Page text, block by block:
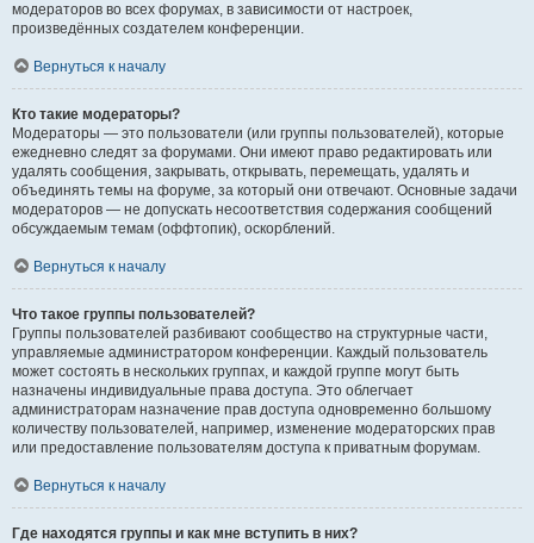
модераторов во всех форумах, в зависимости от настроек,
произведённых создателем конференции.
Вернуться к началу
Кто такие модераторы?
Модераторы — это пользователи (или группы пользователей), которые
ежедневно следят за форумами. Они имеют право редактировать или
удалять сообщения, закрывать, открывать, перемещать, удалять и
объединять темы на форуме, за который они отвечают. Основные задачи
модераторов — не допускать несоответствия содержания сообщений
обсуждаемым темам (оффтопик), оскорблений.
Вернуться к началу
Что такое группы пользователей?
Группы пользователей разбивают сообщество на структурные части,
управляемые администратором конференции. Каждый пользователь
может состоять в нескольких группах, и каждой группе могут быть
назначены индивидуальные права доступа. Это облегчает
администраторам назначение прав доступа одновременно большому
количеству пользователей, например, изменение модераторских прав
или предоставление пользователям доступа к приватным форумам.
Вернуться к началу
Где находятся группы и как мне вступить в них?